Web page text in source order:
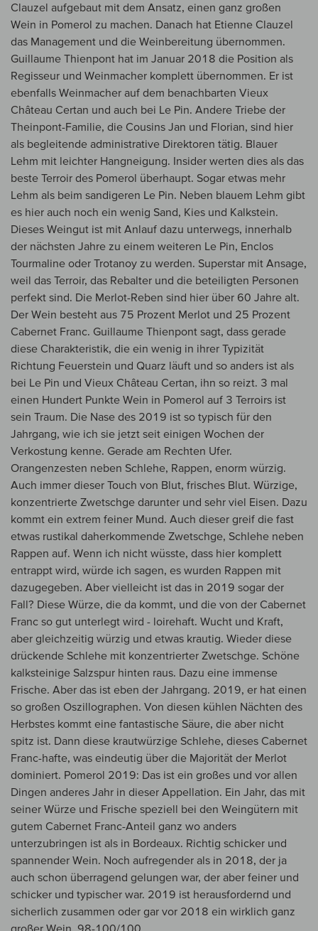
Clauzel aufgebaut mit dem Ansatz, einen ganz großen
Wein in Pomerol zu machen. Danach hat Etienne Clauzel
das Management und die Weinbereitung übernommen.
Guillaume Thienpont hat im Januar 2018 die Position als
Regisseur und Weinmacher komplett übernommen. Er ist
ebenfalls Weinmacher auf dem benachbarten Vieux
Château Certan und auch bei Le Pin. Andere Triebe der
Theinpont-Familie, die Cousins Jan und Florian, sind hier
als begleitende administrative Direktoren tätig. Blauer
Lehm mit leichter Hangneigung. Insider werten dies als das
beste Terroir des Pomerol überhaupt. Sogar etwas mehr
Lehm als beim sandigeren Le Pin. Neben blauem Lehm gibt
es hier auch noch ein wenig Sand, Kies und Kalkstein.
Dieses Weingut ist mit Anlauf dazu unterwegs, innerhalb
der nächsten Jahre zu einem weiteren Le Pin, Enclos
Tourmaline oder Trotanoy zu werden. Superstar mit Ansage,
weil das Terroir, das Rebalter und die beteiligten Personen
perfekt sind. Die Merlot-Reben sind hier über 60 Jahre alt.
Der Wein besteht aus 75 Prozent Merlot und 25 Prozent
Cabernet Franc. Guillaume Thienpont sagt, dass gerade
diese Charakteristik, die ein wenig in ihrer Typizität
Richtung Feuerstein und Quarz läuft und so anders ist als
bei Le Pin und Vieux Château Certan, ihn so reizt. 3 mal
einen Hundert Punkte Wein in Pomerol auf 3 Terroirs ist
sein Traum. Die Nase des 2019 ist so typisch für den
Jahrgang, wie ich sie jetzt seit einigen Wochen der
Verkostung kenne. Gerade am Rechten Ufer.
Orangenzesten neben Schlehe, Rappen, enorm würzig.
Auch immer dieser Touch von Blut, frisches Blut. Würzige,
konzentrierte Zwetschge darunter und sehr viel Eisen. Dazu
kommt ein extrem feiner Mund. Auch dieser greif die fast
etwas rustikal daherkommende Zwetschge, Schlehe neben
Rappen auf. Wenn ich nicht wüsste, dass hier komplett
entrappt wird, würde ich sagen, es wurden Rappen mit
dazugegeben. Aber vielleicht ist das in 2019 sogar der
Fall? Diese Würze, die da kommt, und die von der Cabernet
Franc so gut unterlegt wird - loirehaft. Wucht und Kraft,
aber gleichzeitig würzig und etwas krautig. Wieder diese
drückende Schlehe mit konzentrierter Zwetschge. Schöne
kalksteinige Salzspur hinten raus. Dazu eine immense
Frische. Aber das ist eben der Jahrgang. 2019, er hat einen
so großen Oszillographen. Von diesen kühlen Nächten des
Herbstes kommt eine fantastische Säure, die aber nicht
spitz ist. Dann diese krautwürzige Schlehe, dieses Cabernet
Franc-hafte, was eindeutig über die Majorität der Merlot
dominiert. Pomerol 2019: Das ist ein großes und vor allen
Dingen anderes Jahr in dieser Appellation. Ein Jahr, das mit
seiner Würze und Frische speziell bei den Weingütern mit
gutem Cabernet Franc-Anteil ganz wo anders
unterzubringen ist als in Bordeaux. Richtig schicker und
spannender Wein. Noch aufregender als in 2018, der ja
auch schon überragend gelungen war, der aber feiner und
schicker und typischer war. 2019 ist herausfordernd und
sicherlich zusammen oder gar vor 2018 ein wirklich ganz
großer Wein. 98-100/100